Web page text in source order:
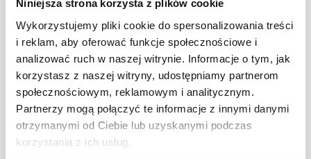
Niniejsza strona korzysta z plików cookie
Wykorzystujemy pliki cookie do spersonalizowania treści
i reklam, aby oferować funkcje społecznościowe i
analizować ruch w naszej witrynie. Informacje o tym, jak
korzystasz z naszej witryny, udostępniamy partnerom
społecznościowym, reklamowym i analitycznym.
Partnerzy mogą połączyć te informacje z innymi danymi
otrzymanymi od Ciebie lub uzyskanymi podczas
korzystania z ich usług.
zamówienia powyżej 1000 zł dostarczamy gratis
niezależnie od miejsca złożenia zamówienia.
Zdjęcia produktów mają charakter poglądowy.
Rzeczywiste kolory i struktura materiałów mogą różnić
się od widocznych na ekranie, zależnie od ustawień
monitora, rodzaju wyświetlacza i oświetlenia.